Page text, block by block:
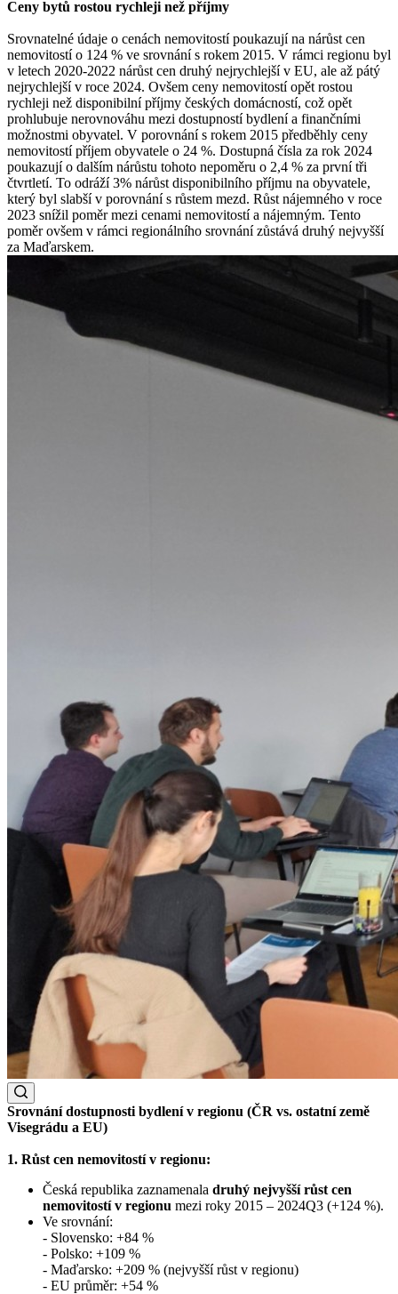
Ceny bytů rostou rychleji než příjmy
Srovnatelné údaje o cenách nemovitostí poukazují na nárůst cen
nemovitostí o 124 % ve srovnání s rokem 2015. V rámci regionu byl
v letech 2020-2022 nárůst cen druhý nejrychlejší v EU, ale až pátý
nejrychlejší v roce 2024. Ovšem ceny nemovitostí opět rostou
rychleji než disponibilní příjmy českých domácností, což opět
prohlubuje nerovnováhu mezi dostupností bydlení a finančními
možnostmi obyvatel. V porovnání s rokem 2015 předběhly ceny
nemovitostí příjem obyvatele o 24 %. Dostupná čísla za rok 2024
poukazují o dalším nárůstu tohoto nepoměru o 2,4 % za první tři
čtvrtletí. To odráží 3% nárůst disponibilního příjmu na obyvatele,
který byl slabší v porovnání s růstem mezd. Růst nájemného v roce
2023 snížil poměr mezi cenami nemovitostí a nájemným. Tento
poměr ovšem v rámci regionálního srovnání zůstává druhý nejvyšší
za Maďarskem.
Srovnání dostupnosti bydlení v regionu (ČR vs. ostatní země
Visegrádu a EU)
1. Růst cen nemovitostí v regionu:
Česká republika zaznamenala druhý nejvyšší růst cen
nemovitostí v regionu mezi roky 2015 – 2024Q3 (+124 %).
Ve srovnání:
- Slovensko: +84 %
- Polsko: +109 %
- Maďarsko: +209 % (nejvyšší růst v regionu)
- EU průměr: +54 %